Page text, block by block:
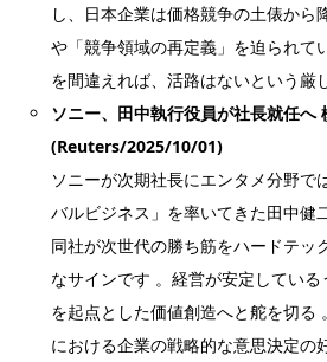
し、日本企業は価格競争の土俵から
や「競争領域の再定義」を迫られて
を間違えれば、活路はないという厳
ソニー、田中執行役員が社長就任へ
(Reuters/2025/10/01)
ソニーが次期社長にエンタメ分野で
バルビジネス」を率いてきた田中健
同社が次世代の勝ち筋をハードテッ
なサインです 。経営が安定してい
を起点とした価値創造へと舵を切る
における企業の戦略的な意思決定の